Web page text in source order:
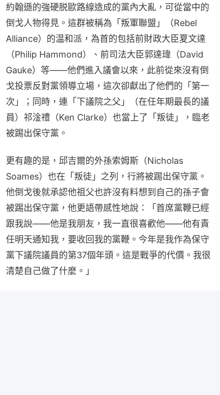
約翰遜的強硬脱歐路線造成的黨內大亂，可從當中的
倒戈人物得見。這群被稱為「叛軍聯盟」（Rebel
Alliance）的温和派，為首的包括前財政大臣夏文達
（Philip Hammond）、前司法大臣郭達瑋（David
Gauke）等——他們進入議會以來，此前從來沒有倒
戈投票反對黨領導立場，這次卻獻出了他們的「第一
次」；同時，連「下議院之父」（在任年期最長的議
員）祁淦禮（Ken Clarke）也當上了「叛徒」，臨老
被踢出保守黨。
更有趣的是，邱吉爾的外孫索姆斯（Nicholas
Soames）也在「叛徒」之列，行將被踢出保守黨。
他倒戈後就承認他祖父也許沒有料想到自己的孫子會
被踢出保守黨，他更語帶感性地說：「首席黨鞭已經
跟我說——他是我朋友，我一直很喜歡他——他有責
任明天通知我，要收回我的黨鞭。今年是我作為保守
黨下議院議員的第37個年頭。這是戰爭的代價。我很
清楚自己做了什麼。」